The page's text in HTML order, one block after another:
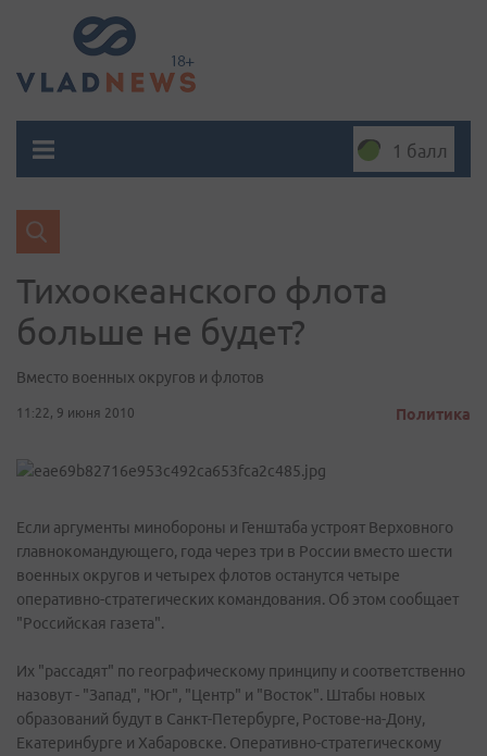
1 балл
Тихоокеанского флота
больше не будет?
Вместо военных округов и флотов
11:22, 9 июня 2010 Политика
Если аргументы минобороны и Генштаба устроят Верховного
главнокомандующего, года через три в России вместо шести
военных округов и четырех флотов останутся четыре
оперативно-стратегических командования. Об этом сообщает
"Российская газета".
Их "рассадят" по географическому принципу и соответственно
назовут - "Запад", "Юг", "Центр" и "Восток". Штабы новых
образований будут в Санкт-Петербурге, Ростове-на-Дону,
Екатеринбурге и Хабаровске. Оперативно-стратегическому